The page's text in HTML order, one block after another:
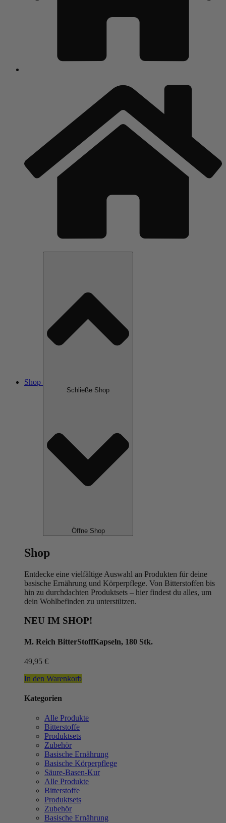
Shop
Schließe Shop
Öffne Shop
Shop
Entdecke eine vielfältige Auswahl an Produkten für deine
basische Ernährung und Körperpflege. Von Bitterstoffen bis
hin zu durchdachten Produktsets – hier findest du alles, um
dein Wohlbefinden zu unterstützen.
NEU IM SHOP!
M. Reich BitterStoffKapseln, 180 Stk.
49,95 €
In den Warenkorb
Kategorien
Alle Produkte
Bitterstoffe
Produktsets
Zubehör
Basische Ernährung
Basische Körperpflege
Säure-Basen-Kur
Alle Produkte
Bitterstoffe
Produktsets
Zubehör
Basische Ernährung